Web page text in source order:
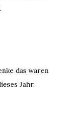
das waren
Jahr.